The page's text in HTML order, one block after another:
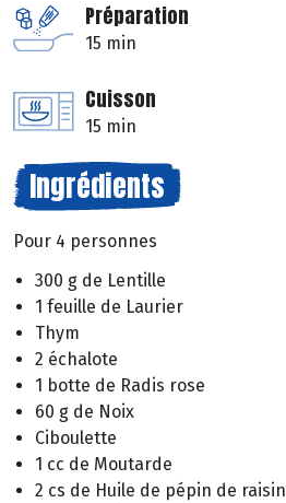
Préparation
15 min
Cuisson
15 min
Ingrédients
Pour 4 personnes
300 g de Lentille
1 feuille de Laurier
Thym
2 échalote
1 botte de Radis rose
60 g de Noix
Ciboulette
1 cc de Moutarde
2 cs de Huile de pépin de raisin